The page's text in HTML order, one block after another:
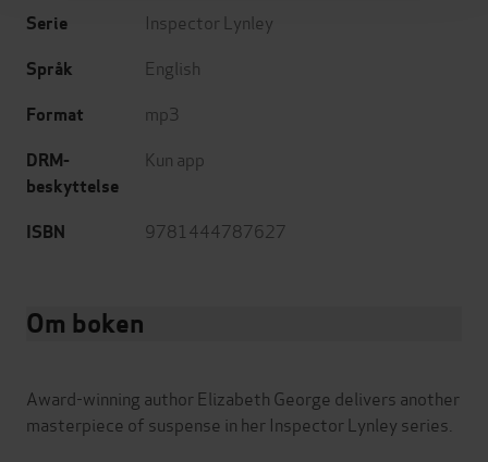
Serie
Inspector Lynley
Språk English
Format mp3
DRM-
beskyttelse
Kun app
ISBN 9781444787627
Om boken
Award-winning author Elizabeth George delivers another
masterpiece of suspense in her Inspector Lynley series.